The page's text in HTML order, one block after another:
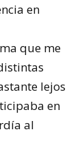
en
que me
lejos
en
al